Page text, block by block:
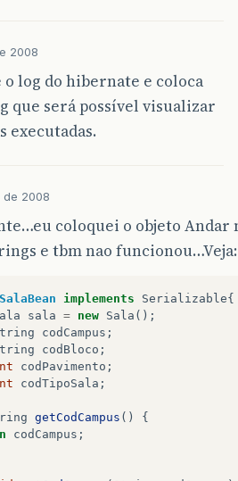
2008
log do hibernate e coloca
que será possível visualizar
executadas.
de 2008
coloquei o objeto Andar
e tbm nao funcionou…Veja:
SalaBean implements Serializable{
sala = new Sala ();
codCampus ;
codBloco ;
codPavimento ;
codTipoSala ;
getCodCampus ()
{
codCampus ;